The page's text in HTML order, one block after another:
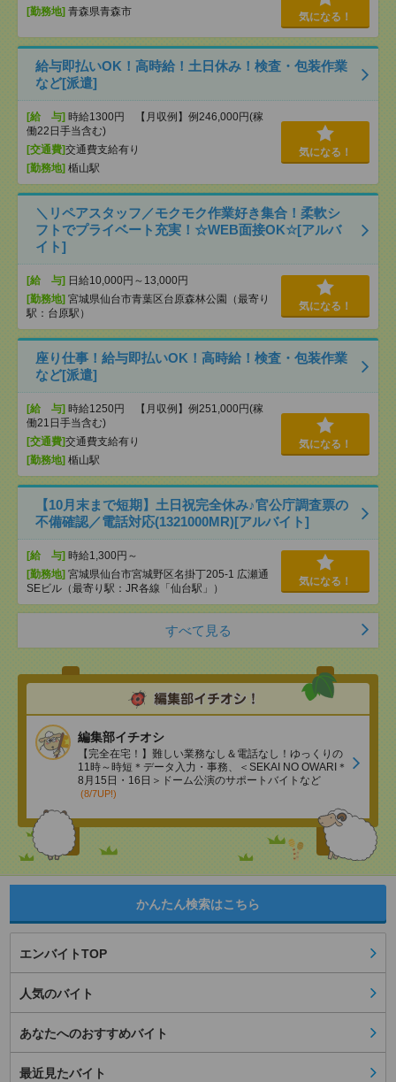
[勤務地] 青森県青森市 気になる！
給与即払いOK！高時給！土日休み！検査・包装作業
など[派遣]
[給 与] 時給1300円 【月収例】例246,000円(稼
働22日手当含む)
[交通費]交通費支給有り
[勤務地] 楯山駅
気になる！
＼リペアスタッフ／モクモク作業好き集合！柔軟シ
フトでプライベート充実！☆WEB面接OK☆[アルバ
イト]
[給 与] 日給10,000円～13,000円
[勤務地] 宮城県仙台市青葉区台原森林公園（最寄り
駅：台原駅）
気になる！
座り仕事！給与即払いOK！高時給！検査・包装作業
など[派遣]
[給 与] 時給1250円 【月収例】例251,000円(稼
働21日手当含む)
[交通費]交通費支給有り
[勤務地] 楯山駅
気になる！
【10月末まで短期】土日祝完全休み♪官公庁調査票の
不備確認／電話対応(1321000MR)[アルバイト]
[給 与] 時給1,300円～
[勤務地] 宮城県仙台市宮城野区名掛丁205-1 広瀬通
SEビル（最寄り駅：JR各線「仙台駅」）
気になる！
すべて見る
編集部イチオシ
【完全在宅！】難しい業務なし＆電話なし！ゆっくりの
11時～時短＊データ入力・事務、＜SEKAI NO OWARI＊
8月15日・16日＞ドーム公演のサポートバイトなど
(8/7UP!)
かんたん検索はこちら
エンバイトTOP
人気のバイト
あなたへのおすすめバイト
最近見たバイト